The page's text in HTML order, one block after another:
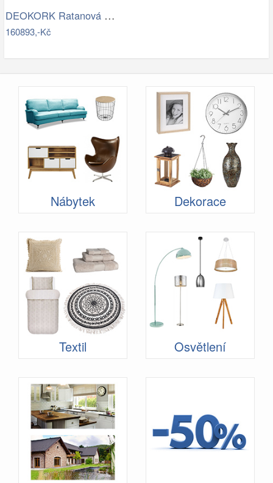
DEOKORK Ratanová modulová sestava…
160893,-Kč
Nábytek Dekorace
Textil Osvětlení